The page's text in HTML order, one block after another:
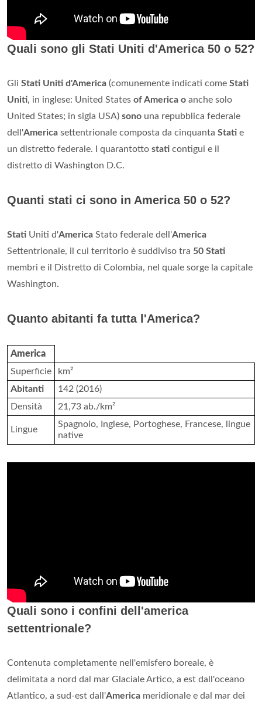
Quali sono gli Stati Uniti d'America 50 o 52?
Gli Stati Uniti d'America (comunemente indicati come Stati
Uniti, in inglese: United States of America o anche solo
United States; in sigla USA) sono una repubblica federale
dell'America settentrionale composta da cinquanta Stati e
un distretto federale. I quarantotto stati contigui e il
distretto di Washington D.C.
Quanti stati ci sono in America 50 o 52?
Stati Uniti d'America Stato federale dell'America
Settentrionale, il cui territorio è suddiviso tra 50 Stati
membri e il Distretto di Colombia, nel quale sorge la capitale
Washington.
Quanto abitanti fa tutta l'America?
America
Superficie
km²
Abitanti
142 (2016)
Densità
21,73 ab./km²
Lingue
Spagnolo, Inglese, Portoghese, Francese, lingue
native
Quali sono i confini dell'america
settentrionale?
Contenuta completamente nell'emisfero boreale, è
delimitata a nord dal mar Glaciale Artico, a est dall'oceano
Atlantico, a sud-est dall'America meridionale e dal mar dei